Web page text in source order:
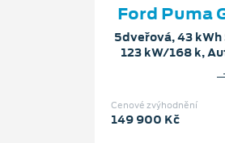
Ford Puma
5dveřová, 43 kWh
123 kW/168 k,
Cenové zvýhodnění
149 900 Kč